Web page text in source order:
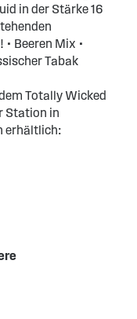
in der Stärke 16
Beeren Mix •
Tabak
Totally Wicked
Station in
erhältlich: